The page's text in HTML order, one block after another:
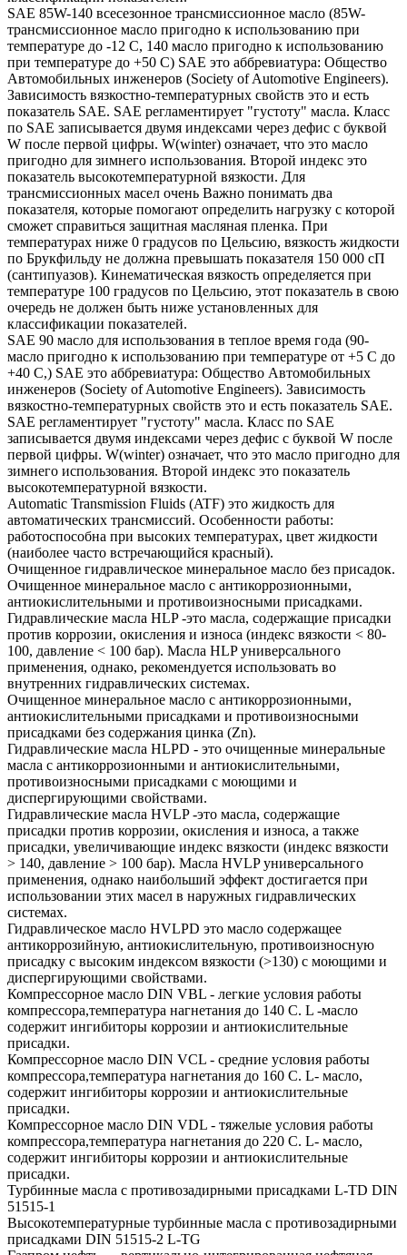
SAE 85W-140 всесезонное трансмиссионное масло (85W-
трансмиссионное масло пригодно к использованию при
температуре до -12 С, 140 масло пригодно к использованию
при температуре до +50 С) SAE это аббревиатура: Общество
Автомобильных инженеров (Society of Automotive Engineers).
Зависимость вязкостно-температурных свойств это и есть
показатель SAE. SAE регламентирует "густоту" масла. Класс
по SAE записывается двумя индексами через дефис с буквой
W после первой цифры. W(winter) означает, что это масло
пригодно для зимнего использования. Второй индекс это
показатель высокотемпературной вязкости. Для
трансмиссионных масел очень Важно понимать два
показателя, которые помогают определить нагрузку с которой
сможет справиться защитная масляная пленка. При
температурах ниже 0 градусов по Цельсию, вязкость жидкости
по Брукфильду не должна превышать показателя 150 000 сП
(сантипуазов). Кинематическая вязкость определяется при
температуре 100 градусов по Цельсию, этот показатель в свою
очередь не должен быть ниже установленных для
классификации показателей.
SAE 90 масло для использования в теплое время года (90-
масло пригодно к использованию при температуре от +5 С до
+40 С,) SAE это аббревиатура: Общество Автомобильных
инженеров (Society of Automotive Engineers). Зависимость
вязкостно-температурных свойств это и есть показатель SAE.
SAE регламентирует "густоту" масла. Класс по SAE
записывается двумя индексами через дефис с буквой W после
первой цифры. W(winter) означает, что это масло пригодно для
зимнего использования. Второй индекс это показатель
высокотемпературной вязкости.
Automatic Transmission Fluids (ATF) это жидкость для
автоматических трансмиссий. Особенности работы:
работоспособна при высоких температурах, цвет жидкости
(наиболее часто встречающийся красный).
Очищенное гидравлическое минеральное масло без присадок.
Очищенное минеральное масло с антикоррозионными,
антиокислительными и противоизносными присадками.
Гидравлические масла HLP -это масла, содержащие присадки
против коррозии, окисления и износа (индекс вязкости < 80-
100, давление < 100 бар). Масла HLP универсального
применения, однако, рекомендуется использовать во
внутренних гидравлических системах.
Очищенное минеральное масло с антикоррозионными,
антиокислительными присадками и противоизносными
присадками без содержания цинка (Zn).
Гидравлические масла HLPD - это очищенные минеральные
масла с антикоррозионными и антиокислительными,
противоизносными присадками с моющими и
диспергирующими свойствами.
Гидравлические масла HVLP -это масла, содержащие
присадки против коррозии, окисления и износа, а также
присадки, увеличивающие индекс вязкости (индекс вязкости
> 140, давление > 100 бар). Масла HVLP универсального
применения, однако наибольший эффект достигается при
использовании этих масел в наружных гидравлических
системах.
Гидравлическое масло HVLPD это масло содержащее
антикоррозийную, антиокислительную, противоизносную
присадку с высоким индексом вязкости (>130) с моющими и
диспергирующими свойствами.
Компрессорное масло DIN VBL - легкие условия работы
компрессора,температура нагнетания до 140 С. L -масло
содержит ингибиторы коррозии и антиокислительные
присадки.
Компрессорное масло DIN VCL - средние условия работы
компрессора,температура нагнетания до 160 С. L- масло,
содержит ингибиторы коррозии и антиокислительные
присадки.
Компрессорное масло DIN VDL - тяжелые условия работы
компрессора,температура нагнетания до 220 С. L- масло,
содержит ингибиторы коррозии и антиокислительные
присадки.
Турбинные масла с противозадирными присадками L-TD DIN
51515-1
Высокотемпературные турбинные масла с противозадирными
присадками DIN 51515-2 L-TG